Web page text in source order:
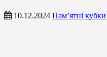
10.12.2024 Пам’ятні